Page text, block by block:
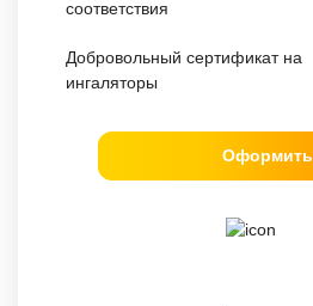
соответствия
Добровольный сертификат на
ингаляторы
Оформить